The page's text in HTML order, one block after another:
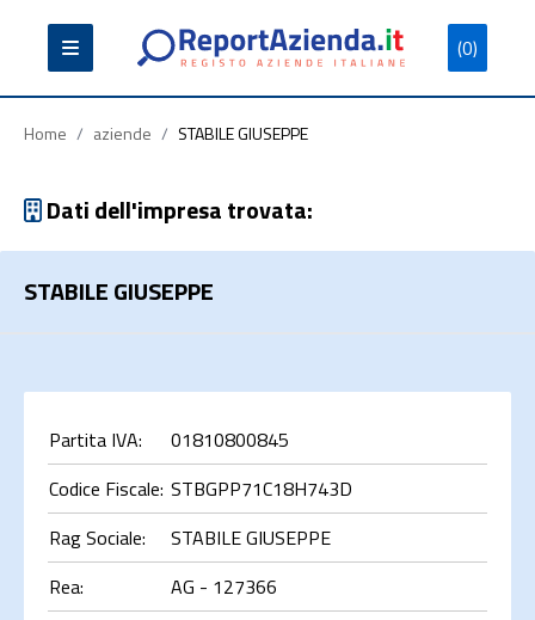
(0)
Partita
Iva
Codice
Fiscale
Ragione
Sociale
Cerca
Home / aziende / STABILE GIUSEPPE
Dati dell'impresa trovata:
STABILE GIUSEPPE
Partita IVA:
01810800845
Codice Fiscale: STBGPP71C18H743D
Rag Sociale:
STABILE GIUSEPPE
Rea:
AG - 127366